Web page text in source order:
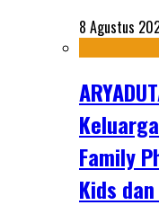
8 Agustus
Family
Kids